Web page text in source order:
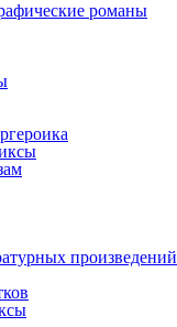
романы
произведений